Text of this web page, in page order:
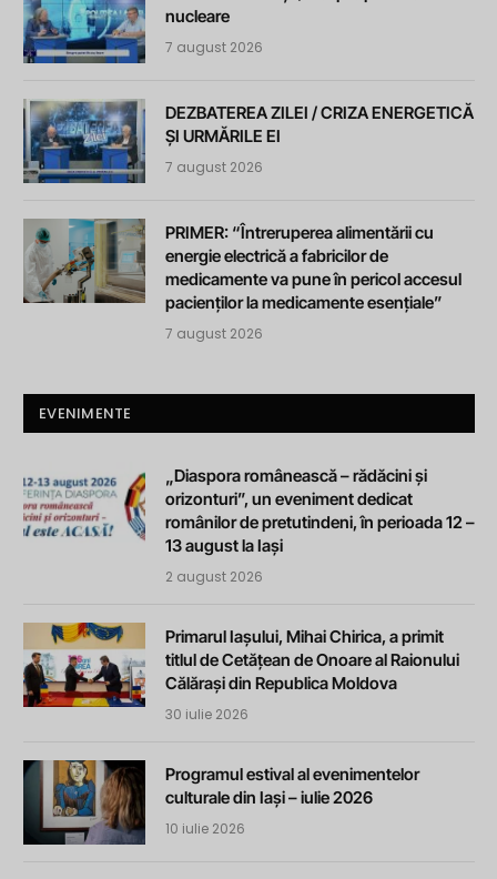
nucleare
7 august 2026
DEZBATEREA ZILEI / CRIZA ENERGETICĂ
ȘI URMĂRILE EI
7 august 2026
PRIMER: “Întreruperea alimentării cu
energie electrică a fabricilor de
medicamente va pune în pericol accesul
pacienților la medicamente esențiale”
7 august 2026
EVENIMENTE
„Diaspora românească – rădăcini și
orizonturi”, un eveniment dedicat
românilor de pretutindeni, în perioada 12 –
13 august la Iași
2 august 2026
Primarul Iașului, Mihai Chirica, a primit
titlul de Cetățean de Onoare al Raionului
Călărași din Republica Moldova
30 iulie 2026
Programul estival al evenimentelor
culturale din Iași – iulie 2026
10 iulie 2026